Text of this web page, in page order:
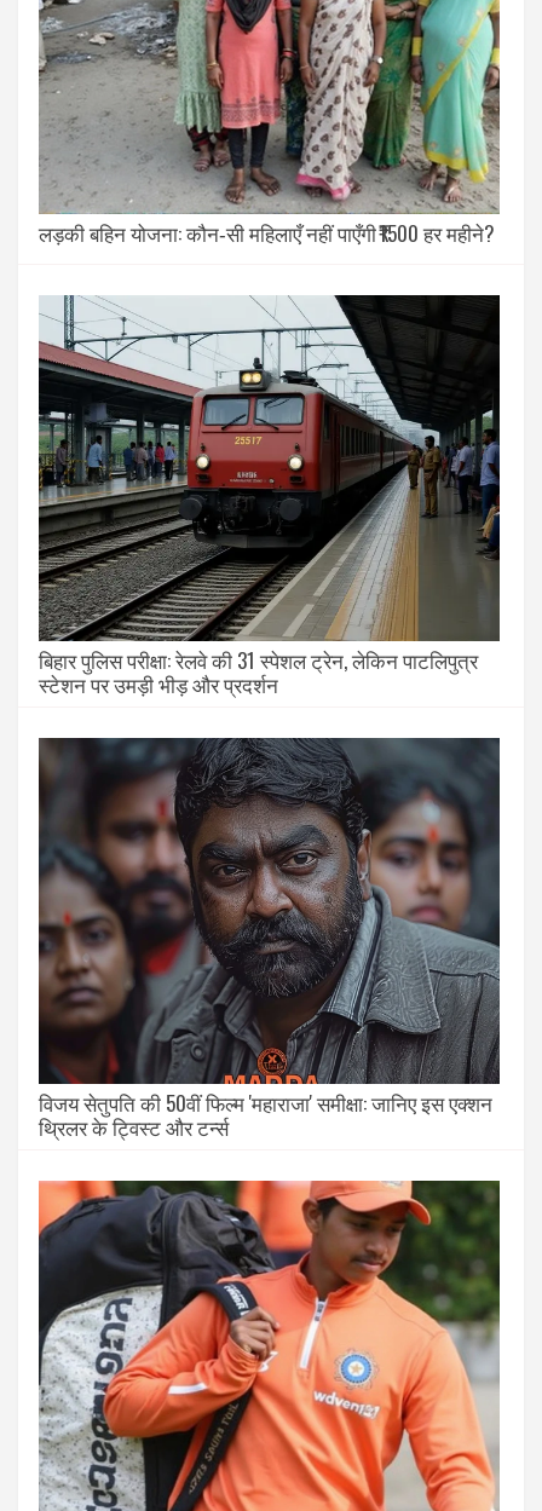
लड़की बहिन योजना: कौन‑सी महिलाएँ नहीं पाएँगी ₹1500 हर महीने?
बिहार पुलिस परीक्षा: रेलवे की 31 स्पेशल ट्रेन, लेकिन पाटलिपुत्र
स्टेशन पर उमड़ी भीड़ और प्रदर्शन
विजय सेतुपति की 50वीं फिल्म 'महाराजा' समीक्षा: जानिए इस एक्शन
थ्रिलर के ट्विस्ट और टर्न्स